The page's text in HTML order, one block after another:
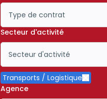
Type de contrat
Icône ouvrir la liste
Secteur d'activité
Secteur d'activité
Icône ouvrir la liste
Transports / Logistique
Agence